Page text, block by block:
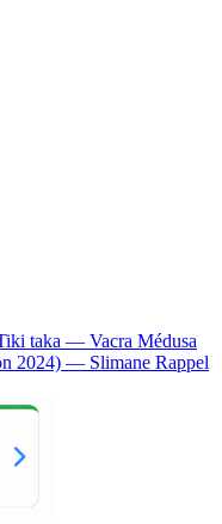
taka — Vacra Médusa
2024) — Slimane Rappel